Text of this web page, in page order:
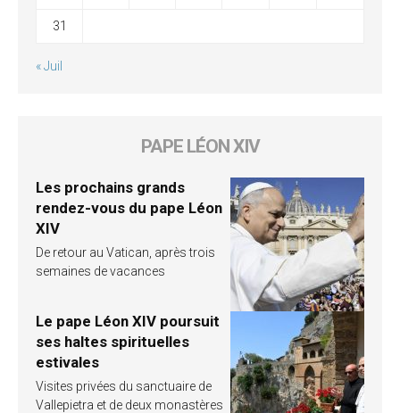
31
« Juil
PAPE LÉON XIV
Les prochains grands
rendez-vous du pape Léon
XIV
De retour au Vatican, après trois
semaines de vacances
Le pape Léon XIV poursuit
ses haltes spirituelles
estivales
Visites privées du sanctuaire de
Vallepietra et de deux monastères